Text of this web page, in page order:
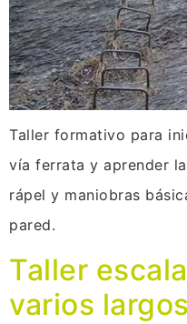
Taller formativo para
vía ferrata y aprender
rápel y maniobras
pared.
Taller
varios